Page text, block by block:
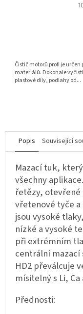
Čistič motorů profi je
materiálů. Dokonale
plastové díly, podlahy od...
Popis Související
Mazací tuk,
všechny
řetězy,
vřetenové tyče
jsou vysoké
nízké a vysoké
při extrémním
centrální mazací
HD2 převálcuje
mísitelný s Li,
Přednosti: